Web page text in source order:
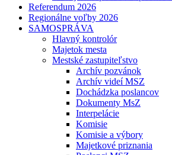
Referendum 2026
Regionálne voľby 2026
SAMOSPRÁVA
Hlavný kontrolór
Majetok mesta
Mestské zastupiteľstvo
Archív pozvánok
Archív videí MSZ
Dochádzka poslancov
Dokumenty MsZ
Interpelácie
Komisie
Komisie a výbory
Majetkové priznania